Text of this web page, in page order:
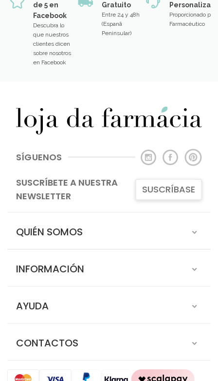
de 5 en
Facebook
Descubra lo
que nuestros
clientes dicen
sobre nosotros
en Facebook
Gratuito
Entre 24 y 48h
(Espanã
Peninsular)
Proporcionado por
Farmacéutico
SÍGUENOS
SUSCRÍBETE A NUESTRA
NEWSLETTER
SUSCRÍBASE
QUIÉN SOMOS
INFORMACIÓN
AYUDA
CONTACTOS